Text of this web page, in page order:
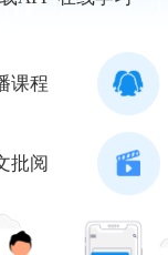
课程
批阅